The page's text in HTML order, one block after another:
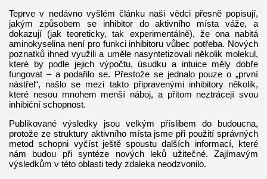
Teprve v nedávno vyšlém článku naši vědci přesně popisují,
jakým způsobem se inhibitor do aktivního místa váže, a
dokazují (jak teoreticky, tak experimentálně), že ona nabitá
aminokyselina není pro funkci inhibitoru vůbec potřeba. Nových
poznatků ihned využili a uměle nasyntetizovali několik molekul,
které by podle jejich výpočtu, úsudku a intuice měly dobře
fungovat – a podařilo se. Přestože se jednalo pouze o „první
nástřel“, našlo se mezi takto připravenými inhibitory několik,
které nesou mnohem menší náboj, a přitom neztrácejí svou
inhibiční schopnost.
Publikované výsledky jsou velkým příslibem do budoucna,
protože ze struktury aktivního místa jsme při použití správných
metod schopni vyčíst ještě spoustu dalších informací, které
nám budou při syntéze nových leků užitečné. Zajímavým
výsledkům v této oblasti tedy zdaleka neodzvonilo.